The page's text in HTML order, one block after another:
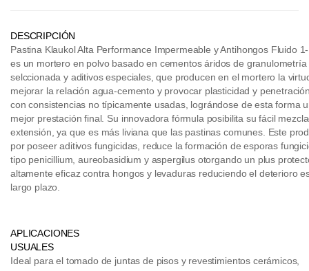
DESCRIPCIÓN
Pastina Klaukol Alta Performance Impermeable y Antihongos Fluido
es un mortero en polvo basado en cementos áridos de granulometría
selccionada y aditivos especiales, que producen en el mortero la
mejorar la relación agua-cemento y provocar plasticidad y
con consistencias no típicamente usadas, lográndose de esta forma
mejor prestación final. Su innovadora fórmula posibilita su fácil
extensión, ya que es más liviana que las pastinas comunes. Este
por poseer aditivos fungicidas, reduce la formación de esporas
tipo penicillium, aureobasidium y aspergilus otorgando un plus
altamente eficaz contra hongos y levaduras reduciendo el deterioro
largo plazo.
APLICACIONES
USUALES
Ideal para el tomado de juntas de pisos y revestimientos cerámicos,